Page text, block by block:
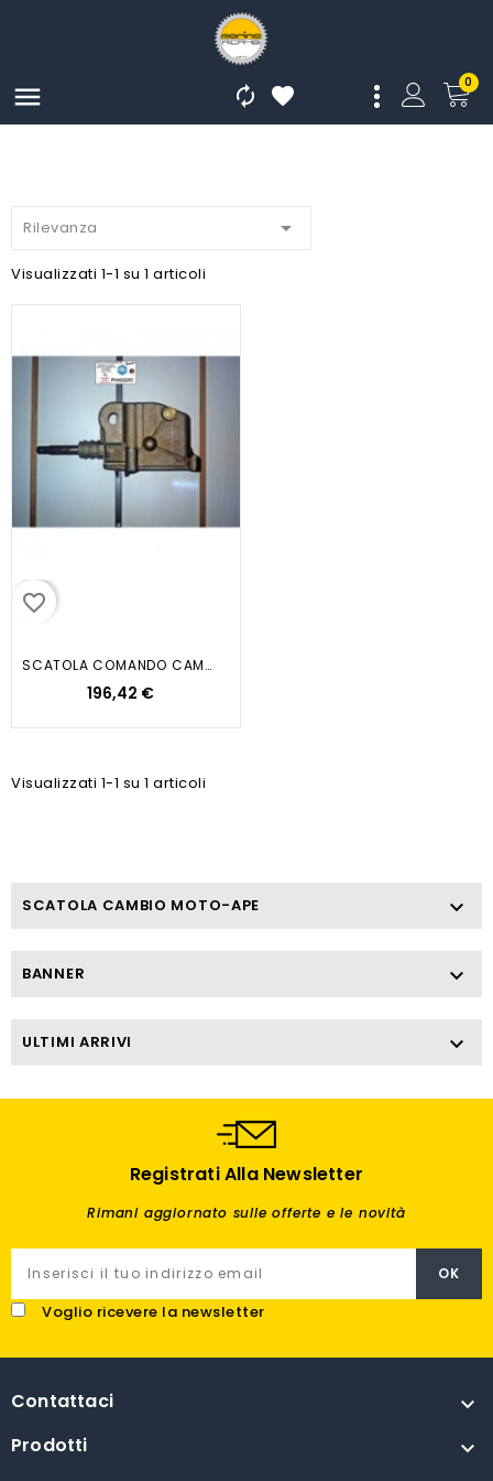
 0


Rilevanza 
Visualizzati 1-1 su 1 articoli
favorite_border
SCATOLA COMANDO CAMBIO APE CAR
196,42 €
Visualizzati 1-1 su 1 articoli
SCATOLA CAMBIO MOTO-APE 
BANNER 
ULTIMI ARRIVI 
Registrati Alla Newsletter
Rimani aggiornato sulle offerte e le novità
Voglio ricevere la newsletter
Contattaci 
Prodotti 